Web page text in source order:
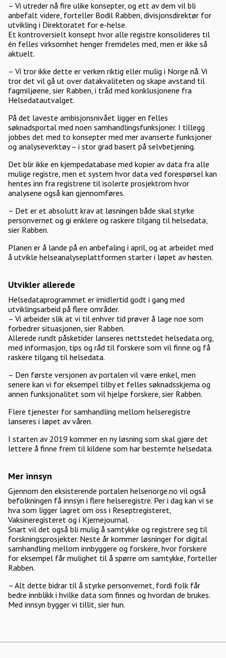
– Vi utreder nå fire ulike konsepter, og ett av dem vil bli
anbefalt videre, forteller Bodil Rabben, divisjonsdirektør for
utvikling i Direktoratet for e-helse.
Et kontroversielt konsept hvor alle registre konsolideres til
én felles virksomhet henger fremdeles med, men er ikke så
aktuelt.
– Vi tror ikke dette er verken riktig eller mulig i Norge nå. Vi
tror det vil gå ut over datakvaliteten og skape avstand til
fagmiljøene, sier Rabben, i tråd med konklusjonene fra
Helsedatautvalget.
På det laveste ambisjonsnivået ligger en felles
søknadsportal med noen samhandlingsfunksjoner. I tillegg
jobbes det med to konsepter med mer avanserte funksjoner
og analyseverktøy – i stor grad basert på selvbetjening.
Det blir ikke en kjempedatabase med kopier av data fra alle
mulige registre, men et system hvor data ved forespørsel kan
hentes inn fra registrene til isolerte prosjektrom hvor
analysene også kan gjennomføres.
– Det er et absolutt krav at løsningen både skal styrke
personvernet og gi enklere og raskere tilgang til helsedata,
sier Rabben.
Planen er å lande på en anbefaling i april, og at arbeidet med
å utvikle helseanalyseplattformen starter i løpet av høsten.
Utvikler allerede
Helsedataprogrammet er imidlertid godt i gang med
utviklingsarbeid på flere områder.
– Vi arbeider slik at vi til enhver tid prøver å lage noe som
forbedrer situasjonen, sier Rabben.
Allerede rundt påsketider lanseres nettstedet helsedata.org,
med informasjon, tips og råd til forskere som vil finne og få
raskere tilgang til helsedata.
– Den første versjonen av portalen vil være enkel, men
senere kan vi for eksempel tilby et felles søknadsskjema og
annen funksjonalitet som vil hjelpe forskere, sier Rabben.
Flere tjenester for samhandling mellom helseregistre
lanseres i løpet av våren.
I starten av 2019 kommer en ny løsning som skal gjøre det
lettere å finne frem til kildene som har bestemte helsedata.
Mer innsyn
Gjennom den eksisterende portalen helsenorge.no vil også
befolkningen få innsyn i flere helseregistre. Per i dag kan vi se
hva som ligger lagret om oss i Reseptregisteret,
Vaksineregisteret og i Kjernejournal.
Snart vil det også bli mulig å samtykke og registrere seg til
forskningsprosjekter. Neste år kommer løsninger for digital
samhandling mellom innbyggere og forskere, hvor forskere
for eksempel får mulighet til å spørre om samtykke, forteller
Rabben.
– Alt dette bidrar til å styrke personvernet, fordi folk får
bedre innblikk i hvilke data som finnes og hvordan de brukes.
Med innsyn bygger vi tillit, sier hun.